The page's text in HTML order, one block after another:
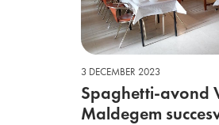
3 DECEMBER 2023
Spaghetti-avond
Maldegem